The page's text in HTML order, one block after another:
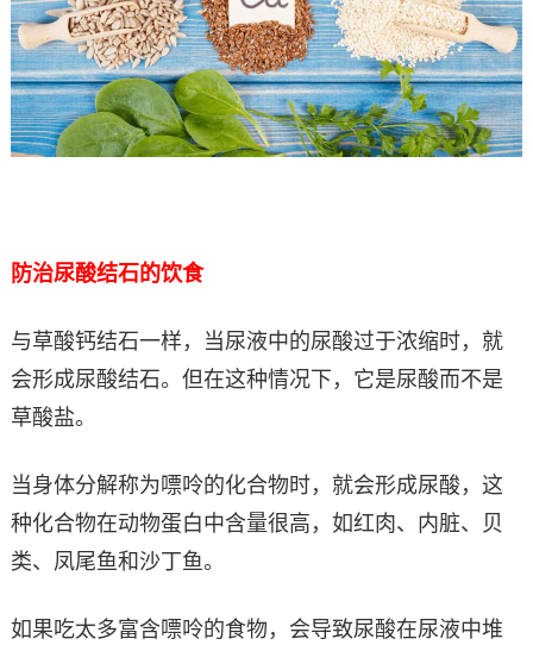
防治尿酸结石的饮食
与草酸钙结石一样，当尿液中的尿酸过于浓缩时，就
会形成尿酸结石。但在这种情况下，它是尿酸而不是
草酸盐。
当身体分解称为嘌呤的化合物时，就会形成尿酸，这
种化合物在动物蛋白中含量很高，如红肉、内脏、贝
类、凤尾鱼和沙丁鱼。
如果吃太多富含嘌呤的食物，会导致尿酸在尿液中堆